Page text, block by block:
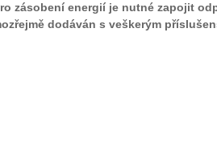
zásobení energií je nutné zapojit
dodáván s veškerým